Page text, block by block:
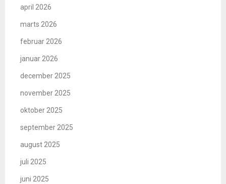
april 2026
marts 2026
februar 2026
januar 2026
december 2025
november 2025
oktober 2025
september 2025
august 2025
juli 2025
juni 2025